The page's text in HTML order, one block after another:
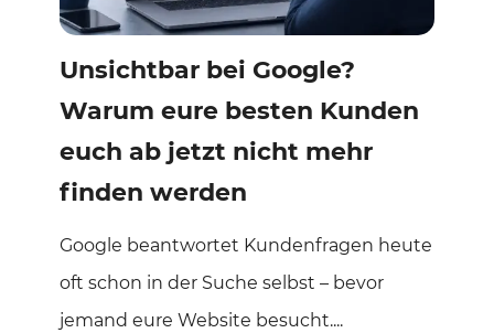
Unsichtbar bei Google?
Warum eure besten Kunden
euch ab jetzt nicht mehr
finden werden
Google beantwortet Kundenfragen heute
oft schon in der Suche selbst – bevor
jemand eure Website besucht....